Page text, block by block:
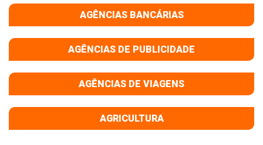
AGÊNCIAS BANCÁRIAS
AGÊNCIAS DE PUBLICIDADE
AGÊNCIAS DE VIAGENS
AGRICULTURA